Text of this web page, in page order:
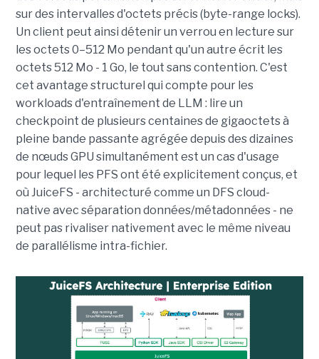
sur des intervalles d'octets précis (byte-range locks).
Un client peut ainsi détenir un verrou en lecture sur
les octets 0–512 Mo pendant qu'un autre écrit les
octets 512 Mo - 1 Go, le tout sans contention. C'est
cet avantage structurel qui compte pour les
workloads d'entraînement de LLM : lire un
checkpoint de plusieurs centaines de gigaoctets à
pleine bande passante agrégée depuis des dizaines
de nœuds GPU simultanément est un cas d'usage
pour lequel les PFS ont été explicitement conçus, et
où JuiceFS - architecturé comme un DFS cloud-
native avec séparation données/métadonnées - ne
peut pas rivaliser nativement avec le même niveau
de parallélisme intra-fichier.